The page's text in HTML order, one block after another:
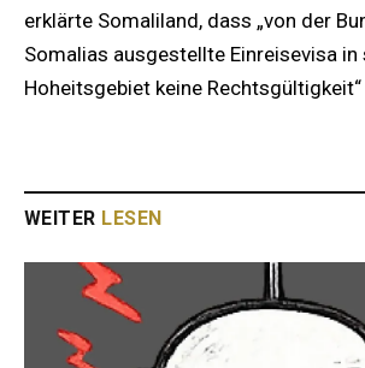
erklärte Somaliland, dass „von der
Somalias ausgestellte Einreisevisa in
Hoheitsgebiet keine Rechtsgültigkeit“
WEITER LESEN